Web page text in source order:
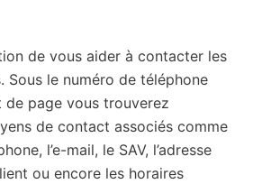
de vous aider à contacter les
Sous le numéro de téléphone
de page vous trouverez
de contact associés comme
l’e-mail, le SAV, l’adresse
ou encore les horaires